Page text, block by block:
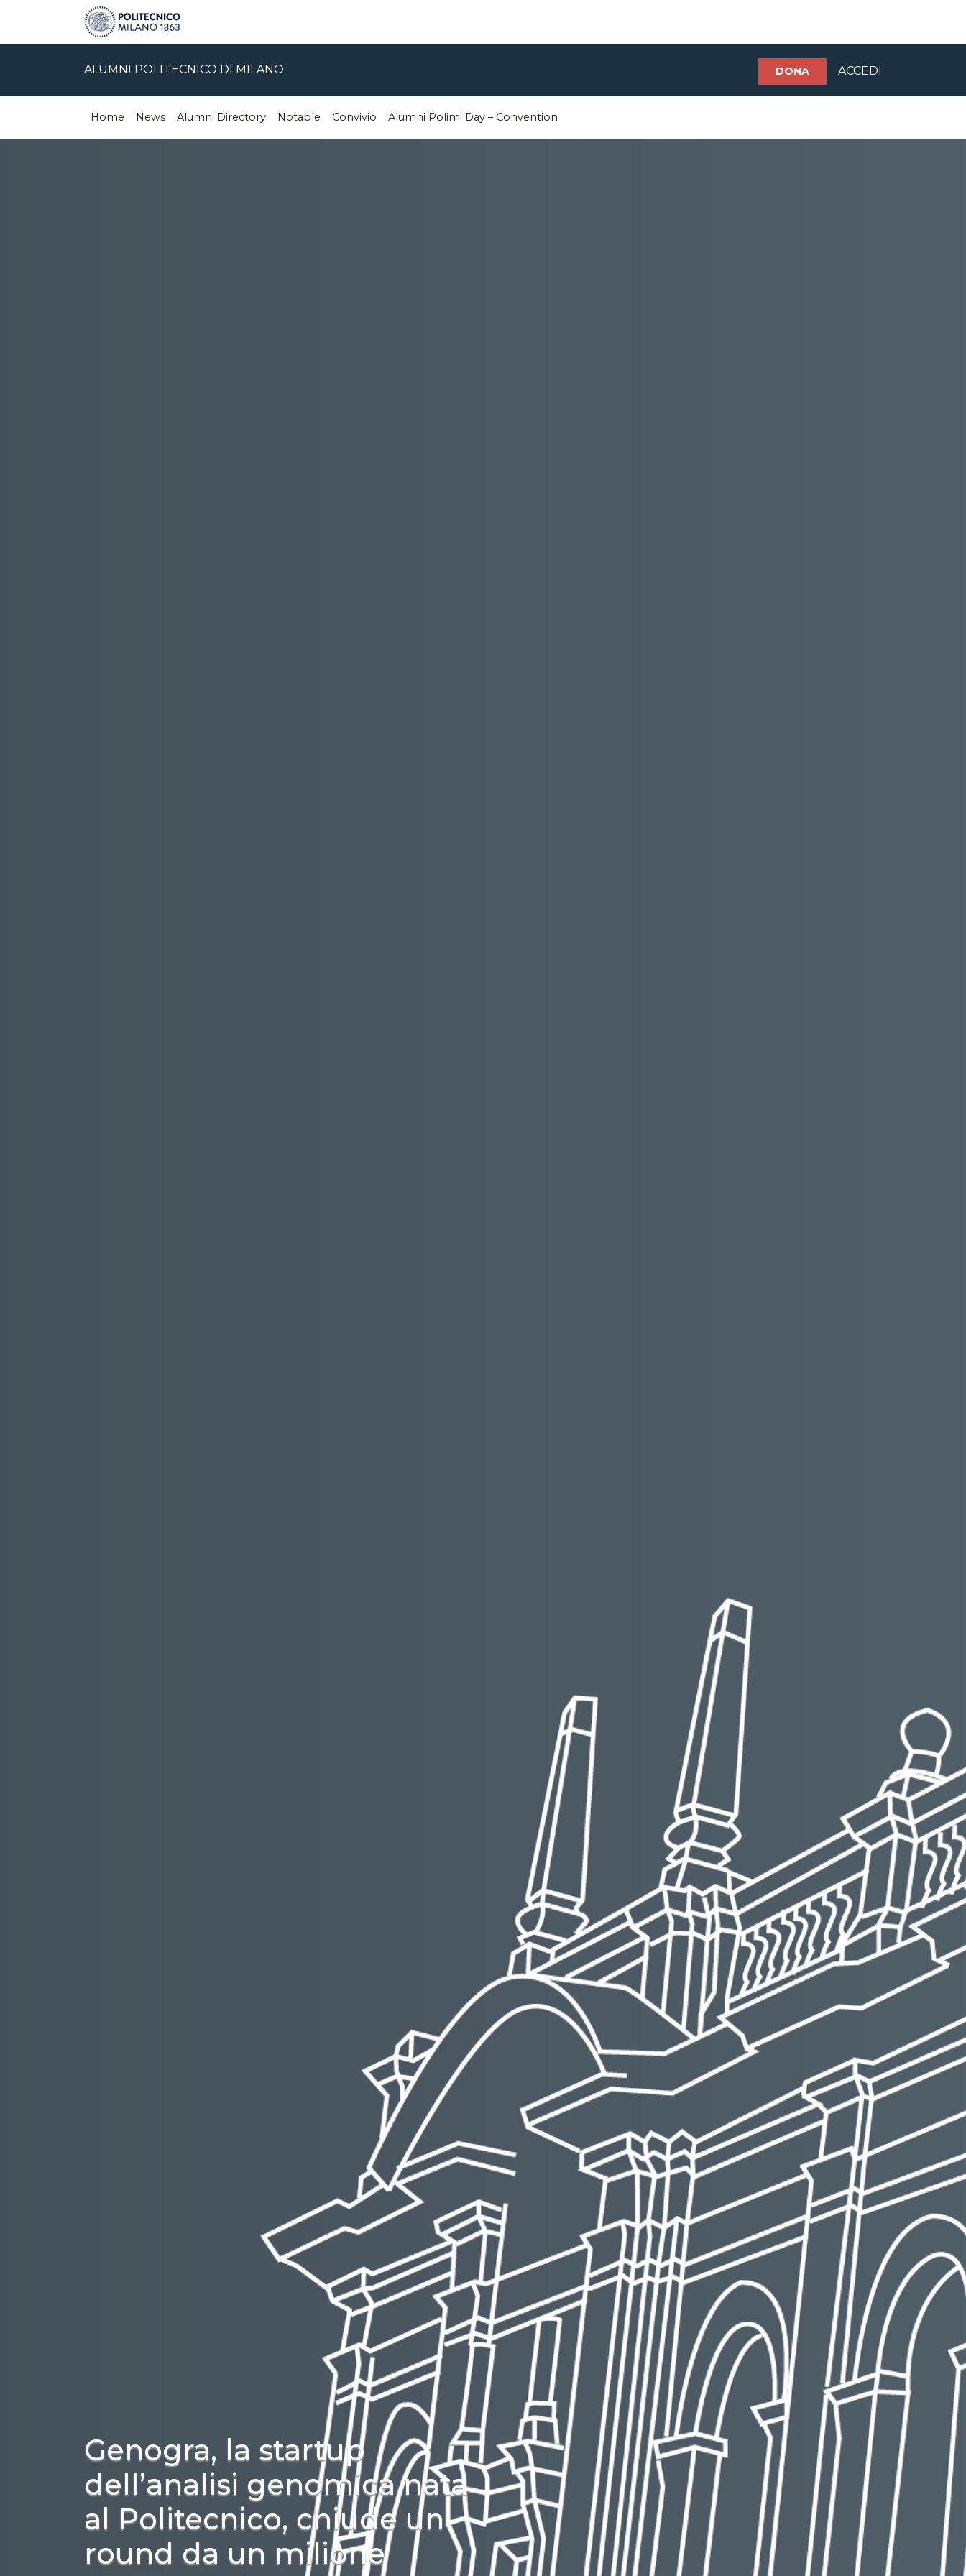
ALUMNI POLITECNICO DI MILANO ACCEDI
DONA
Home News Alumni Directory Notable Convivio Alumni Polimi Day – Convention
Genogra, la startup
dell’analisi genomica nata
al Politecnico, chiude un
round da un milione